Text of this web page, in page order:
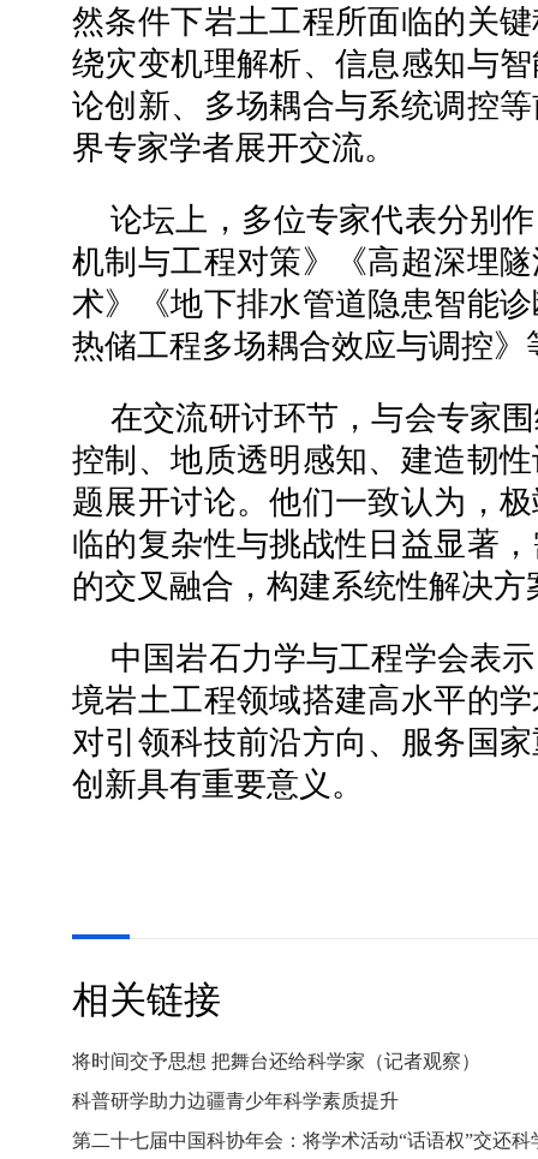
然条件下岩土工程所面临的关
绕灾变机理解析、信息感知与
论创新、多场耦合与系统调控
界专家学者展开交流。
论坛上，多位专家代表分别
机制与工程对策》《高超深埋
术》《地下排水管道隐患智能
热储工程多场耦合效应与调控》
在交流研讨环节，与会专家
控制、地质透明感知、建造韧
题展开讨论。他们一致认为，
临的复杂性与挑战性日益显著
的交叉融合，构建系统性解决
中国岩石力学与工程学会表
境岩土工程领域搭建高水平的
对引领科技前沿方向、服务国
创新具有重要意义。
相关链接
将时间交予思想 把舞台还给科学家（记者观察）
科普研学助力边疆青少年科学素质提升
第二十七届中国科协年会：将学术活动“话语权”交还科